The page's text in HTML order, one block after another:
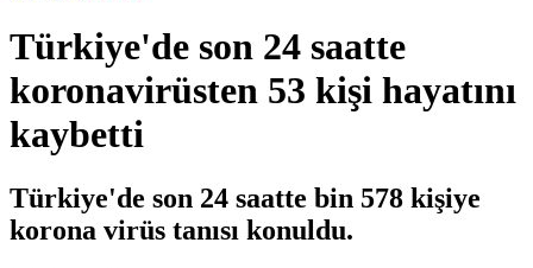
Türkiye'de son 24 saatte
koronavirüsten 53 kişi hayatını
kaybetti
Türkiye'de son 24 saatte bin 578 kişiye
korona virüs tanısı konuldu.